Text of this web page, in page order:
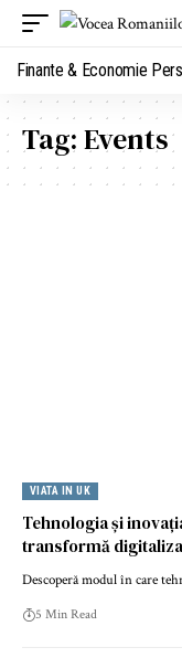
Finante & Economie
Tag:Events
VIATA IN UK
Tehnologia și
transformă
Descoperă modul în care
5 Min Read